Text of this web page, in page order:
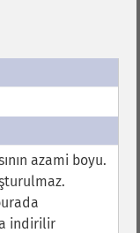
azami boyu.
indirilir